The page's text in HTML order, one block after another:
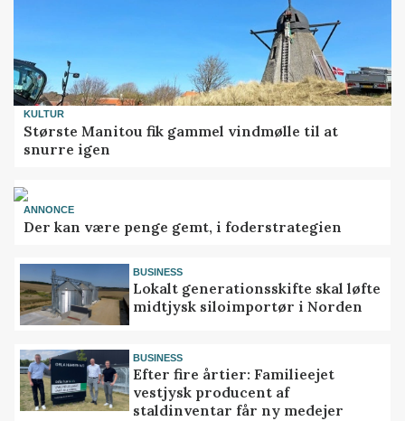
KULTUR
Største Manitou fik gammel vindmølle til at
snurre igen
ANNONCE
Der kan være penge gemt, i foderstrategien
BUSINESS
Lokalt generationsskifte skal løfte
midtjysk siloimportør i Norden
BUSINESS
Efter fire årtier: Familieejet
vestjysk producent af
staldinventar får ny medejer